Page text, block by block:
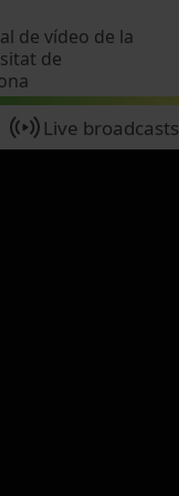
de vídeo de la
de
Live broadcasts